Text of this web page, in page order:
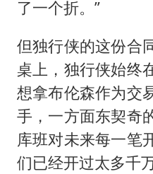
了一个折。”
但独行侠的这份合
桌上，独行侠始终
想拿布伦森作为交
手，一方面东契奇
库班对未来每一笔
们已经开过太多千